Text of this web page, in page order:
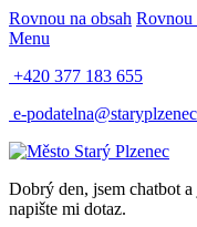
Rovnou na obsah Rovnou
Menu
+420 377 183 655
e-
Dobrý den, jsem chatbot
napište mi dotaz.